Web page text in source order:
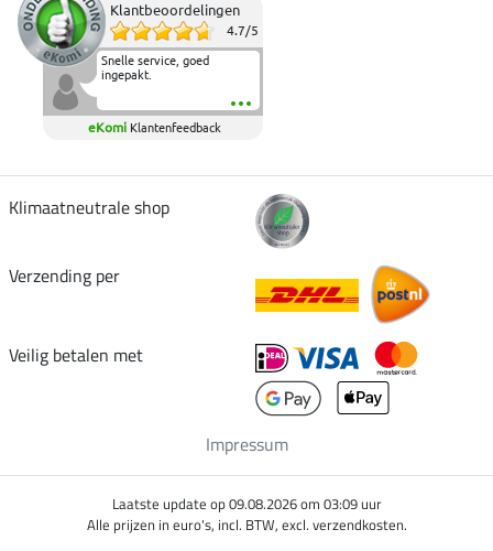
Klantbeoordelingen
4.7/5
Snelle service, goed
ingepakt.
eKomi Klantenfeedback
Klimaatneutrale shop
Verzending per
Veilig betalen met
Impressum
Laatste update op 09.08.2026 om 03:09 uur
Alle prijzen in euro's, incl. BTW, excl. verzendkosten.